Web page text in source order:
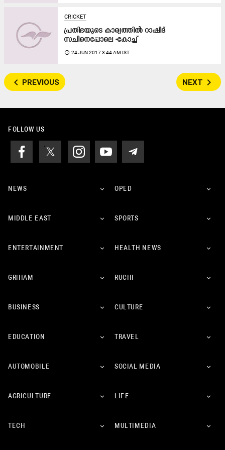
CRICKET
പ്രതിഭയുടെ കാര്യത്തിൽ റാഷിദ്​
സചിനെപ്പോലെ -കോച്ച്​
access_time 24 JUN 2017 3:44 AM IST
navigate_before PREVIOUS NEXT navigate_next
FOLLOW US
NEWS OPED
MIDDLE EAST SPORTS
ENTERTAINMENT HEALTH NEWS
GRIHAM RUCHI
BUSINESS CULTURE
EDUCATION TRAVEL
AUTOMOBILE SOCIAL MEDIA
AGRICULTURE LIFE
TECH MULTIMEDIA